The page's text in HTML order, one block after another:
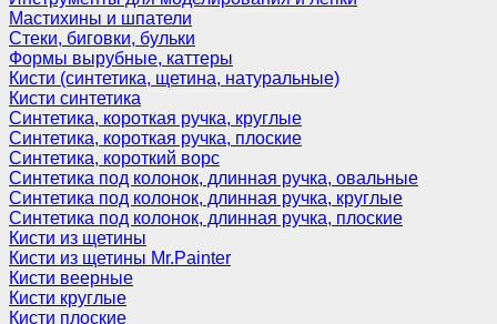
Мастихины и шпатели
Стеки, биговки, бульки
Формы вырубные, каттеры
Кисти (синтетика, щетина, натуральные)
Кисти синтетика
Синтетика, короткая ручка, круглые
Синтетика, короткая ручка, плоские
Синтетика, короткий ворс
Синтетика под колонок, длинная ручка, овальные
Синтетика под колонок, длинная ручка, круглые
Синтетика под колонок, длинная ручка, плоские
Кисти из щетины
Кисти из щетины Mr.Painter
Кисти веерные
Кисти круглые
Кисти плоские